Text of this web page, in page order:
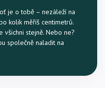
je o tobě – nezáleží na
kolik měříš centimetrů.
všichni stejně. Nebo ne?
společně naladit na